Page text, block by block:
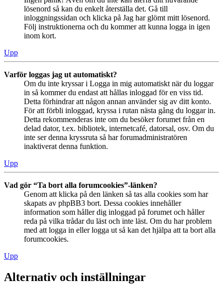
lösenord så kan du enkelt återställa det. Gå till
inloggningssidan och klicka på Jag har glömt mitt lösenord.
Följ instruktionerna och du kommer att kunna logga in igen
inom kort.
Upp
Varför loggas jag ut automatiskt?
Om du inte kryssar i Logga in mig automatiskt när du loggar
in så kommer du endast att hållas inloggad för en viss tid.
Detta förhindrar att någon annan använder sig av ditt konto.
För att förbli inloggad, kryssa i rutan nästa gång du loggar in.
Detta rekommenderas inte om du besöker forumet från en
delad dator, t.ex. bibliotek, internetcafé, datorsal, osv. Om du
inte ser denna kryssruta så har forumadministratören
inaktiverat denna funktion.
Upp
Vad gör “Ta bort alla forumcookies”-länken?
Genom att klicka på den länken så tas alla cookies som har
skapats av phpBB3 bort. Dessa cookies innehåller
information som håller dig inloggad på forumet och håller
reda på vilka trådar du läst och inte läst. Om du har problem
med att logga in eller logga ut så kan det hjälpa att ta bort alla
forumcookies.
Upp
Alternativ och inställningar